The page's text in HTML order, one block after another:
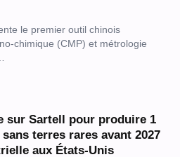
le premier outil chinois
chimique (CMP) et métrologie
sur Sartell pour produire 1
terres rares avant 2027
aux États-Unis